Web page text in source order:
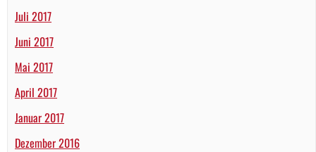
Juli 2017
Juni 2017
Mai 2017
April 2017
Januar 2017
Dezember 2016